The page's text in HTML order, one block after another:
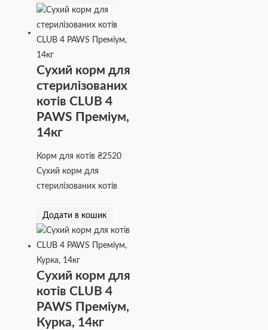
Сухий корм для
стерилізованих
котів CLUB 4
PAWS Преміум,
14кг
Корм для котів₴2520
Сухий корм для
стерилізованих котів
Додати в кошик
Сухий корм для
котів CLUB 4
PAWS Преміум,
Курка, 14кг